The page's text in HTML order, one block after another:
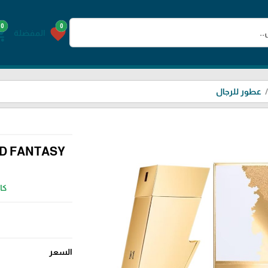
0
favorite المفضلة
0
عطور للرجال
FANTASY
السعر